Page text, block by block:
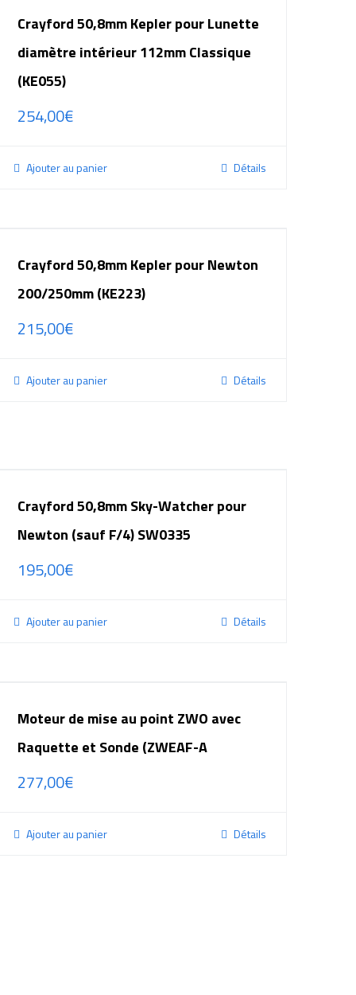
Crayford 50,8mm Kepler pour Lunette
diamètre intérieur 112mm Classique
(KE055)
254,00€
Ajouter au panier Détails
Crayford 50,8mm Kepler pour Newton
200/250mm (KE223)
215,00€
Ajouter au panier Détails
Crayford 50,8mm Sky-Watcher pour
Newton (sauf F/4) SW0335
195,00€
Ajouter au panier Détails
Moteur de mise au point ZWO avec
Raquette et Sonde (ZWEAF-A
277,00€
Ajouter au panier Détails